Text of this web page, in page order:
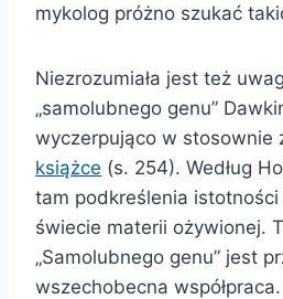
mykolog próżno szukać
Niezrozumiała jest też
„samolubnego genu”
wyczerpująco w stosownie
książce (s. 254). Według
tam podkreślenia istotności
świecie materii ożywionej.
„Samolubnego genu” jest
wszechobecna